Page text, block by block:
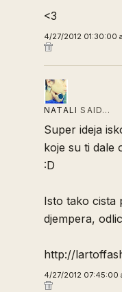
<3
4/27/2012 01:30:00
NATALI SAID…
Super ideja
koje su ti dale
:D
Isto tako cista
djempera,
http://
4/27/2012 07:45:00